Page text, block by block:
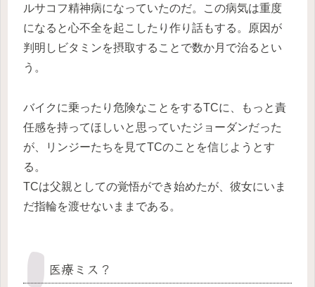
ルサコフ精神病になっていたのだ。この病気は重度
になると心不全を起こしたり作り話もする。原因が
判明しビタミンを摂取することで数か月で治るとい
う。
バイクに乗ったり危険なことをするTCに、もっと責
任感を持ってほしいと思っていたジョーダンだった
が、リンジーたちを見てTCのことを信じようとす
る。
TCは父親としての覚悟ができ始めたが、彼女にいま
だ指輪を渡せないままである。
医療ミス？